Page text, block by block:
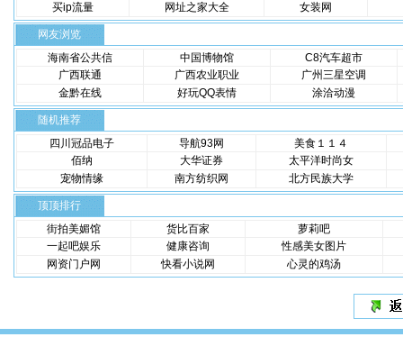
买ip流量
网址之家大全 女装网
网友浏览
海南省公共信
中国博物馆
C8汽车超市
广西联通
广西农业职业
广州三星空调
金黔在线
好玩QQ表情 涂洽动漫
随机推荐
四川冠品电子
导航93网
美食１１４
佰纳
大华证券
太平洋时尚女
宠物情缘
南方纺织网 北方民族大学
顶顶排行
街拍美媚馆
货比百家
萝莉吧
一起吧娱乐
健康咨询
性感美女图片
网资门户网
快看小说网 心灵的鸡汤